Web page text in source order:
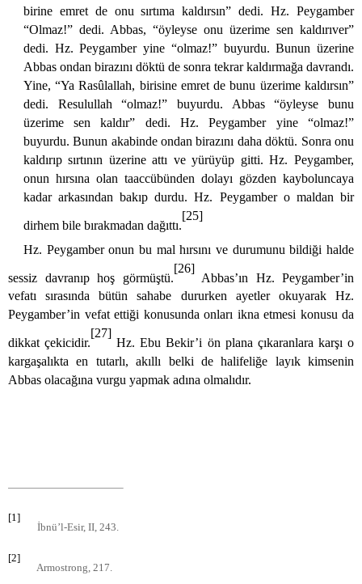
birine emret de onu sırtıma kaldırsın” dedi. Hz. Peygamber
“Olmaz!” dedi. Abbas, “öyleyse onu üzerime sen kaldırıver”
dedi. Hz. Peygamber yine “olmaz!” buyurdu. Bunun üzerine
Abbas ondan birazını döktü de sonra tekrar kaldırmağa davrandı.
Yine, “Ya Rasûlallah, birisine emret de bunu üzerime kaldırsın”
dedi. Resulullah “olmaz!” buyurdu. Abbas “öyleyse bunu
üzerime sen kaldır” dedi. Hz. Peygamber yine “olmaz!”
buyurdu. Bunun akabinde ondan birazını daha döktü. Sonra onu
kaldırıp sırtının üzerine attı ve yürüyüp gitti. Hz. Peygamber,
onun hırsına olan taaccübünden dolayı gözden kayboluncaya
kadar arkasından bakıp durdu. Hz. Peygamber o maldan bir
dirhem bile bırakmadan dağıttı.
[25]
Hz. Peygamber onun bu mal hırsını ve durumunu bildiği halde
sessiz davranıp hoş görmüştü.
[26]
Abbas’ın Hz. Peygamber’in
vefatı sırasında bütün sahabe dururken ayetler okuyarak Hz.
Peygamber’in vefat ettiği konusunda onları ikna etmesi konusu da
dikkat çekicidir.
[27]
Hz. Ebu Bekir’i ön plana çıkaranlara karşı o
kargaşalıkta en tutarlı, akıllı belki de halifeliğe layık kimsenin
Abbas olacağına vurgu yapmak adına olmalıdır.
[1]
İbnü’l-Esir, II, 243.
[2]
Armostrong, 217.